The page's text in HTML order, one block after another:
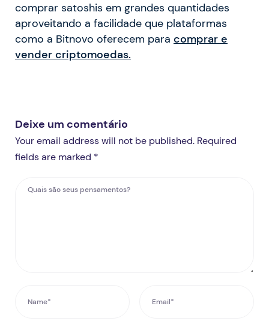
comprar satoshis em grandes quantidades
aproveitando a facilidade que plataformas
como a Bitnovo oferecem para comprar e
vender criptomoedas.
Deixe um comentário
Your email address will not be published. Required
fields are marked *